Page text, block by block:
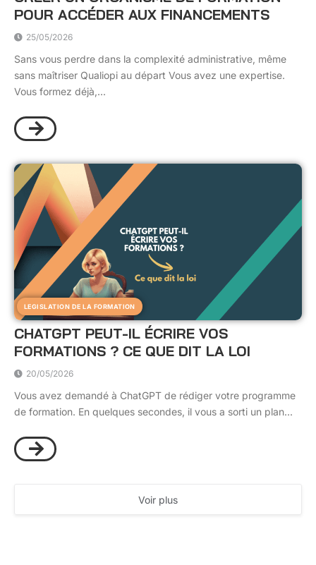
POUR ACCÉDER AUX FINANCEMENTS
25/05/2026
Sans vous perdre dans la complexité administrative, même
sans maîtriser Qualiopi au départ Vous avez une expertise.
Vous formez déjà,...
LEGISLATION DE LA FORMATION
CHATGPT PEUT-IL ÉCRIRE VOS
FORMATIONS ? CE QUE DIT LA LOI
20/05/2026
Vous avez demandé à ChatGPT de rédiger votre programme
de formation. En quelques secondes, il vous a sorti un plan...
Voir plus